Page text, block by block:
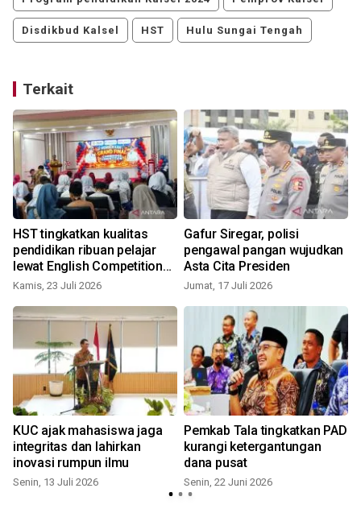
Disdikbud Kalsel HST Hulu Sungai Tengah
Terkait
HST tingkatkan kualitas
pendidikan ribuan pelajar
lewat English Competition
2026
Kamis, 23 Juli 2026
Gafur Siregar, polisi
pengawal pangan wujudkan
Asta Cita Presiden
Jumat, 17 Juli 2026
KUC ajak mahasiswa jaga
integritas dan lahirkan
inovasi rumpun ilmu
Senin, 13 Juli 2026
Pemkab Tala tingkatkan PAD
kurangi ketergantungan
dana pusat
Senin, 22 Juni 2026